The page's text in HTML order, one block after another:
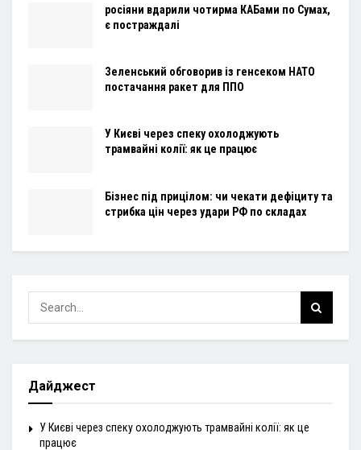
росіяни вдарили чотирма КАБами по Сумах,
є постраждалі
Зеленський обговорив із генсеком НАТО
постачання ракет для ППО
У Києві через спеку охолоджують
трамвайні колії: як це працює
Бізнес під прицілом: чи чекати дефіциту та
стрибка цін через удари РФ по складах
Дайджест
У Києві через спеку охолоджують трамвайні колії: як це
працює